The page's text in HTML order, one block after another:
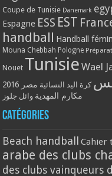
Coupe de Tunisie Danemark
Espagne ESS EST
handball Handball
Mouna Chebbah Pologne
Nouet Tunisie Wael
كرة اليد النسائية مصر 2016
مكارم المهدية وائل جلوز
Catégories
Beach handball Cahier
arabe des clubs
des clubs vainqueurs